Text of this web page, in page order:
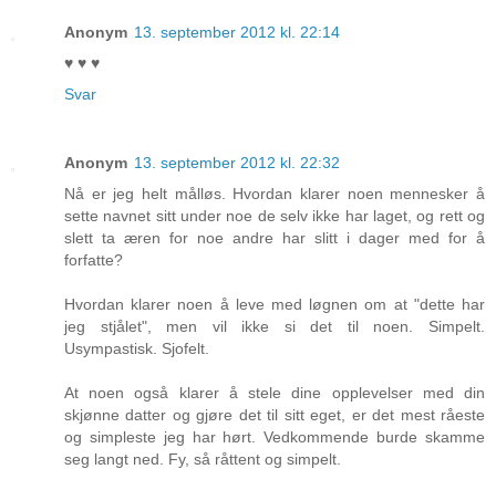
Anonym 13. september 2012 kl. 22:14
♥ ♥ ♥
Svar
Anonym 13. september 2012 kl. 22:32
Nå er jeg helt målløs. Hvordan klarer noen mennesker å
sette navnet sitt under noe de selv ikke har laget, og rett og
slett ta æren for noe andre har slitt i dager med for å
forfatte?
Hvordan klarer noen å leve med løgnen om at "dette har
jeg stjålet", men vil ikke si det til noen. Simpelt.
Usympastisk. Sjofelt.
At noen også klarer å stele dine opplevelser med din
skjønne datter og gjøre det til sitt eget, er det mest råeste
og simpleste jeg har hørt. Vedkommende burde skamme
seg langt ned. Fy, så råttent og simpelt.